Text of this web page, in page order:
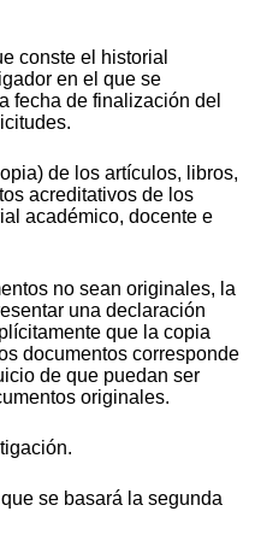
conste el historial
en el que se
fecha de finalización del
de los artículos, libros,
acreditativos de los
académico, docente e
no sean originales, la
una declaración
que la copia
documentos corresponde
de que puedan ser
originales.
se basará la segunda